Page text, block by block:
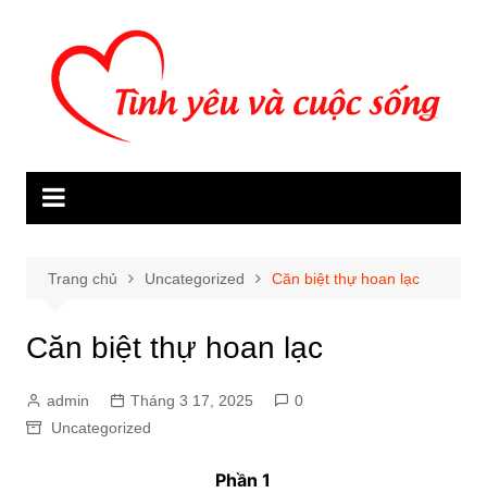
Trang chủ Uncategorized Căn biệt thự hoan lạc
Căn biệt thự hoan lạc
admin Tháng 3 17, 2025
0
Uncategorized
Phần 1